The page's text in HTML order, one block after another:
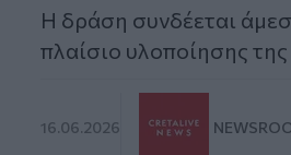
Η δράση συνδέεται
πλαίσιο υλοποίησης
16.06.2026